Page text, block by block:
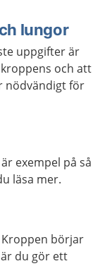
lungor
uppgifter är
och att
nödvändigt för
exempel på så
läsa mer.
börjar
du gör ett